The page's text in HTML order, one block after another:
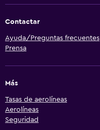
Contactar
Ayuda/Preguntas frecuentes
Prensa
Más
Tasas de aerolíneas
Aerolíneas
Seguridad